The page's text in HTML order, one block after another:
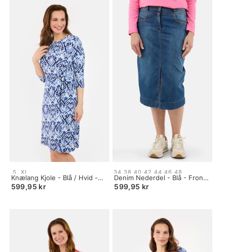
Knælang Kjole - Blå / Hvid -
Med Bindebånd
599,95 kr
Size:
S
selected
S XL
Denim Nederdel - Blå - Front
Slids
599,95 kr
Size:
34
selected
34 38 40 42 44 46 48